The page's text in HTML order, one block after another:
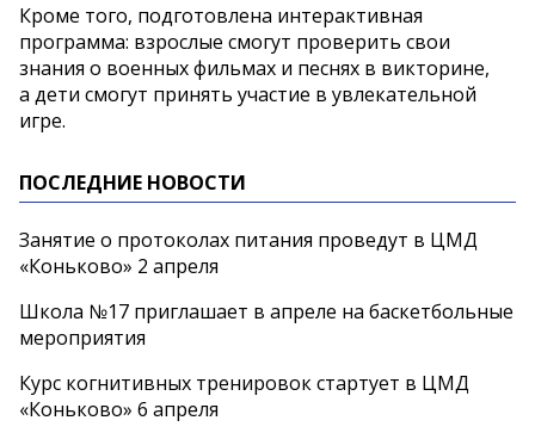
Кроме того, подготовлена интерактивная
программа: взрослые смогут проверить свои
знания о военных фильмах и песнях в викторине,
а дети смогут принять участие в увлекательной
игре.
ПОСЛЕДНИЕ НОВОСТИ
Занятие о протоколах питания проведут в ЦМД
«Коньково» 2 апреля
Школа №17 приглашает в апреле на баскетбольные
мероприятия
Курс когнитивных тренировок стартует в ЦМД
«Коньково» 6 апреля